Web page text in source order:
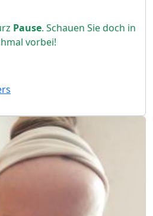
Pause. Schauen Sie doch in
vorbei!